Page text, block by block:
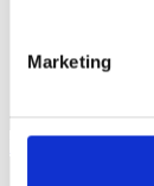
Marketing
Realisme Black &